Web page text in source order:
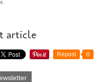
article
Repost 0